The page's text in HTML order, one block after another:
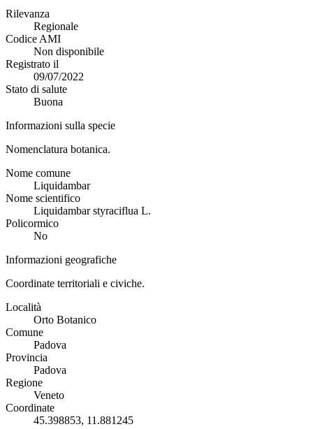
Rilevanza
Regionale
Codice AMI
Non disponibile
Registrato il
09/07/2022
Stato di salute
Buona
Informazioni sulla specie
Nomenclatura botanica.
Nome comune
Liquidambar
Nome scientifico
Liquidambar styraciflua L.
Policormico
No
Informazioni geografiche
Coordinate territoriali e civiche.
Località
Orto Botanico
Comune
Padova
Provincia
Padova
Regione
Veneto
Coordinate
45.398853, 11.881245